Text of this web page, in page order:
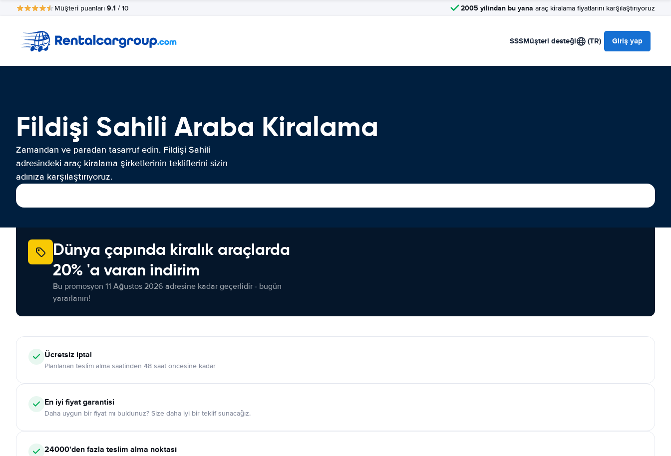
Müşteri puanları 9.1 / 10 2005 yılından bu yana araç kiralama fiyatlarını karşılaştırıyoruz
SSSMüşteri desteği (TR) Giriş yap
Fildişi Sahili Araba Kiralama
Zamandan ve paradan tasarruf edin. Fildişi Sahili
adresindeki araç kiralama şirketlerinin tekliflerini sizin
adınıza karşılaştırıyoruz.
Dünya çapında kiralık araçlarda
20% 'a varan indirim
Bu promosyon 11 Ağustos 2026 adresine kadar geçerlidir - bugün
yararlanın!
Ücretsiz iptal
Planlanan teslim alma saatinden 48 saat öncesine kadar
En iyi fiyat garantisi
Daha uygun bir fiyat mı buldunuz? Size daha iyi bir teklif sunacağız.
24000'den fazla teslim alma noktası